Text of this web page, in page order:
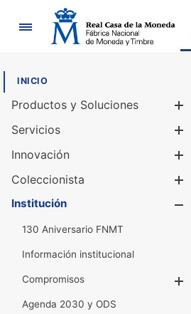
Navegación
INICIO
Productos y Soluciones
Servicios
Innovación
Coleccionista
Institución
130 Aniversario FNMT
Información institucional
Compromisos
Agenda 2030 y ODS